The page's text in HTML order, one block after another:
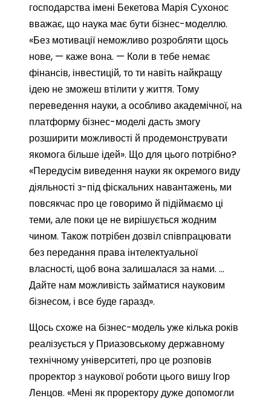
господарства імені Бекетова Марія Сухонос
вважає, що наука має бути бізнес-моделлю.
«Без мотивації неможливо розробляти щось
нове, — каже вона. — Коли в тебе немає
фінансів, інвестицій, то ти навіть найкращу
ідею не зможеш втілити у життя. Тому
переведення науки, а особливо академічної, на
платформу бізнес-моделі дасть змогу
розширити можливості й продемонструвати
якомога більше ідей». Що для цього потрібно?
«Передусім виведення науки як окремого виду
діяльності з-під фіскальних навантажень, ми
повсякчас про це говоримо й підіймаємо ці
теми, але поки це не вирішується жодним
чином. Також потрібен дозвіл співпрацювати
без передання права інтелектуальної
власності, щоб вона залишалася за нами. …
Дайте нам можливість займатися науковим
бізнесом, і все буде гаразд».
Щось схоже на бізнес-модель уже кілька років
реалізується у Приазовському державному
технічному університеті, про це розповів
проректор з наукової роботи цього вишу Ігор
Ленцов. «Мені як проректору дуже допомогли